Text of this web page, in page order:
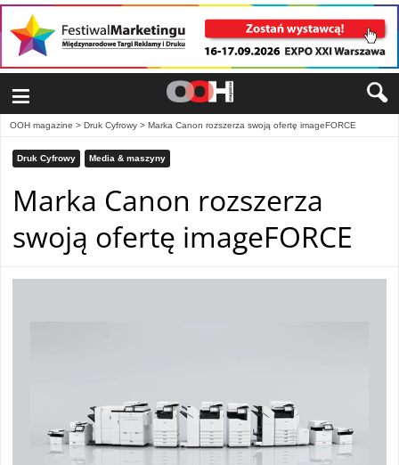
≡
OOH magazine > Druk Cyfrowy > Marka Canon rozszerza swoją ofertę imageFORCE
Druk Cyfrowy Media & maszyny
Marka Canon rozszerza
swoją ofertę imageFORCE